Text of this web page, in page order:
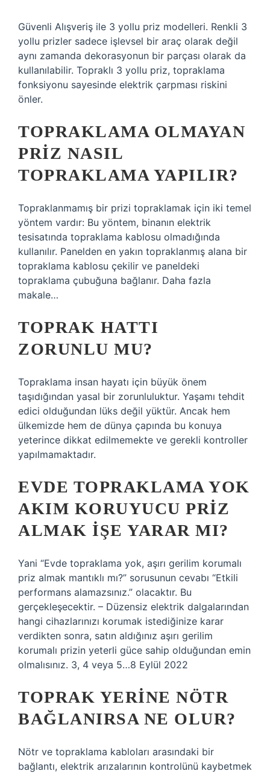
Güvenli Alışveriş ile 3 yollu priz modelleri. Renkli 3
yollu prizler sadece işlevsel bir araç olarak değil
aynı zamanda dekorasyonun bir parçası olarak da
kullanılabilir. Topraklı 3 yollu priz, topraklama
fonksiyonu sayesinde elektrik çarpması riskini
önler.
TOPRAKLAMA OLMAYAN
PRIZ NASIL
TOPRAKLAMA YAPILIR?
Topraklanmamış bir prizi topraklamak için iki temel
yöntem vardır: Bu yöntem, binanın elektrik
tesisatında topraklama kablosu olmadığında
kullanılır. Panelden en yakın topraklanmış alana bir
topraklama kablosu çekilir ve paneldeki
topraklama çubuğuna bağlanır. Daha fazla
makale…
TOPRAK HATTI
ZORUNLU MU?
Topraklama insan hayatı için büyük önem
taşıdığından yasal bir zorunluluktur. Yaşamı tehdit
edici olduğundan lüks değil yüktür. Ancak hem
ülkemizde hem de dünya çapında bu konuya
yeterince dikkat edilmemekte ve gerekli kontroller
yapılmamaktadır.
EVDE TOPRAKLAMA YOK
AKIM KORUYUCU PRIZ
ALMAK IŞE YARAR MI?
Yani “Evde topraklama yok, aşırı gerilim korumalı
priz almak mantıklı mı?” sorusunun cevabı “Etkili
performans alamazsınız.” olacaktır. Bu
gerçekleşecektir. – Düzensiz elektrik dalgalarından
hangi cihazlarınızı korumak istediğinize karar
verdikten sonra, satın aldığınız aşırı gerilim
korumalı prizin yeterli güce sahip olduğundan emin
olmalısınız. 3, 4 veya 5…8 Eylül 2022
TOPRAK YERINE NÖTR
BAĞLANIRSA NE OLUR?
Nötr ve topraklama kabloları arasındaki bir
bağlantı, elektrik arızalarının kontrolünü kaybetmek